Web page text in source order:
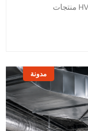
مدونة